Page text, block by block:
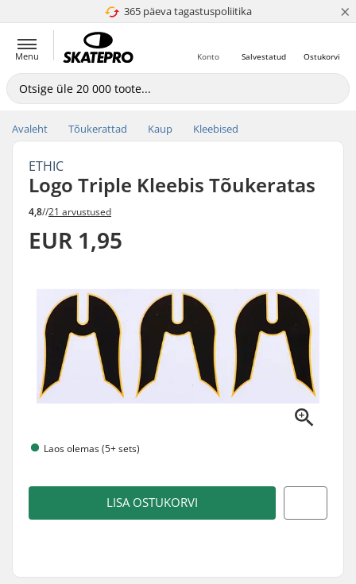
365 päeva tagastuspoliitika
4.8 paljaks 5 ×
Menu Ostukorvi
Salvestatud
Konto
Avaleht Tõukerattad Kaup Kleebised
ETHIC
Logo Triple Kleebis Tõukeratas
4,8//21 arvustused
EUR 1,95
Laos olemas (5+ sets)
LISA OSTUKORVI